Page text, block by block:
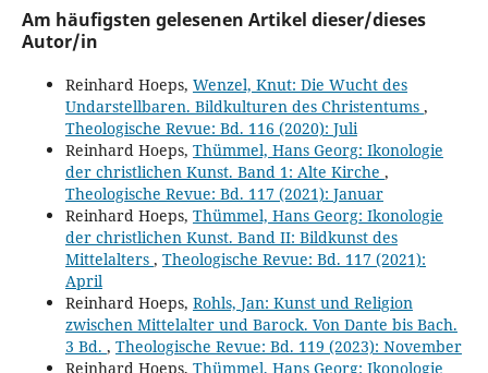
Am häufigsten gelesenen Artikel dieser/dieses
Autor/in
Reinhard Hoeps, Wenzel, Knut: Die Wucht des
Undarstellbaren. Bildkulturen des Christentums ,
Theologische Revue: Bd. 116 (2020): Juli
Reinhard Hoeps, Thümmel, Hans Georg: Ikonologie
der christlichen Kunst. Band 1: Alte Kirche ,
Theologische Revue: Bd. 117 (2021): Januar
Reinhard Hoeps, Thümmel, Hans Georg: Ikonologie
der christlichen Kunst. Band II: Bildkunst des
Mittelalters , Theologische Revue: Bd. 117 (2021):
April
Reinhard Hoeps, Rohls, Jan: Kunst und Religion
zwischen Mittelalter und Barock. Von Dante bis Bach.
3 Bd. , Theologische Revue: Bd. 119 (2023): November
Reinhard Hoeps, Thümmel, Hans Georg: Ikonologie